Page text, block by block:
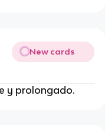
New cards
y prolongado.